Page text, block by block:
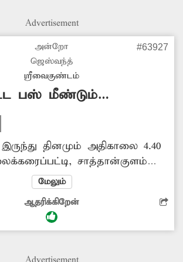
மாடுகளை அப்புறப்படுத்துவதற்கு
Advertisement
அன்றோ
ஜெஸ்வந்த்
ஸ்ரீவைகுண்டம்
#63927
பஸ் மீண்டும்
தினமும் அதிகாலை 4.40
சாத்தான்குளம்
இயக்கப்பட்ட அரசு பஸ்
நிறுத்தப்பட்டது. இதனால்
பெரிதும் அவதிப்படுகின்றனர்.
பஸ்சை மீண்டும்
மேலும்
ஆதரிக்கிறேன்